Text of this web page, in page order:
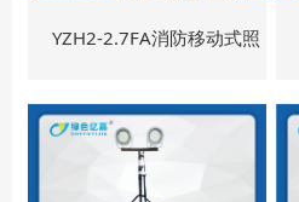
YZH2-2.7FA消防移动式照
明装置 灯